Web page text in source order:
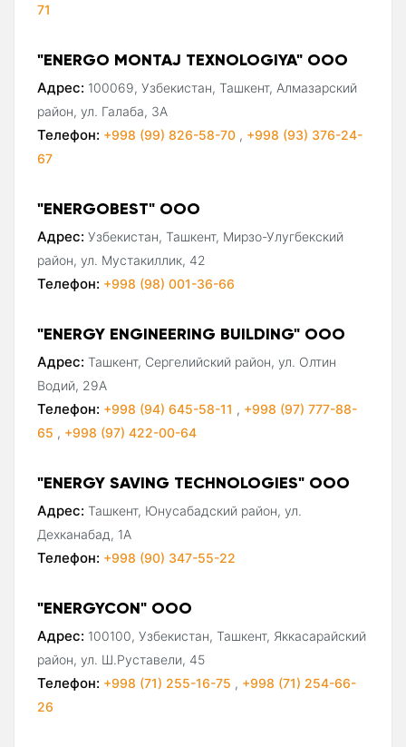
71
"ENERGO MONTAJ TEXNOLOGIYA" ООО
Адрес: 100069, Узбекистан, Ташкент, Алмазарский
район, ул. Галаба, 3А
Телефон: +998 (99) 826-58-70 , +998 (93) 376-24-
67
"ENERGOBEST" ООО
Адрес: Узбекистан, Ташкент, Мирзо-Улугбекский
район, ул. Мустакиллик, 42
Телефон: +998 (98) 001-36-66
"ENERGY ENGINEERING BUILDING" ООО
Адрес: Ташкент, Сергелийский район, ул. Олтин
Водий, 29А
Телефон: +998 (94) 645-58-11 , +998 (97) 777-88-
65 , +998 (97) 422-00-64
"ENERGY SAVING TECHNOLOGIES" ООО
Адрес: Ташкент, Юнусабадский район, ул.
Дехканабад, 1А
Телефон: +998 (90) 347-55-22
"ENERGYCON" ООО
Адрес: 100100, Узбекистан, Ташкент, Яккасарайский
район, ул. Ш.Руставели, 45
Телефон: +998 (71) 255-16-75 , +998 (71) 254-66-
26